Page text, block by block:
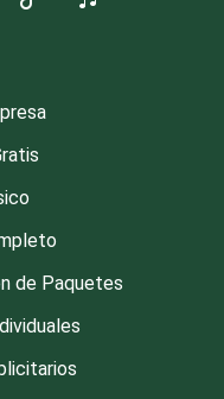
Dentales
de Software
Industriales
de Paquetes